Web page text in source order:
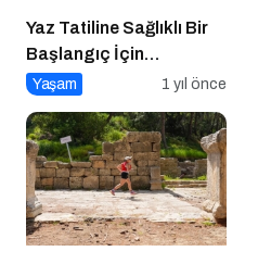
Yaz Tatiline Sağlıklı Bir
Başlangıç İçin
Beslenme
Yaşam 1 yıl önce